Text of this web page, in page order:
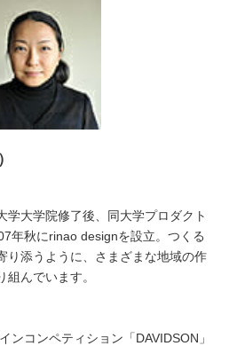
学大学院修了後、同大学プロダクト
年秋にrinao designを設立。つくる
り添うように、さまざまな地域の作
組んでいます。
コンペティション「DAVIDSON」